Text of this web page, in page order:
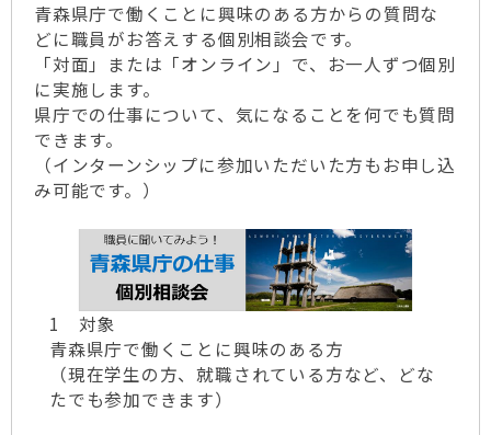
青森県庁で働くことに興味のある方からの質問な
どに職員がお答えする個別相談会です。
「対面」または「オンライン」で、お一人ずつ個別
に実施します。
県庁での仕事について、気になることを何でも質問
できます。
（インターンシップに参加いただいた方もお申し込
み可能です。）
1 対象
青森県庁で働くことに興味のある方
（現在学生の方、就職されている方など、どな
たでも参加できます）